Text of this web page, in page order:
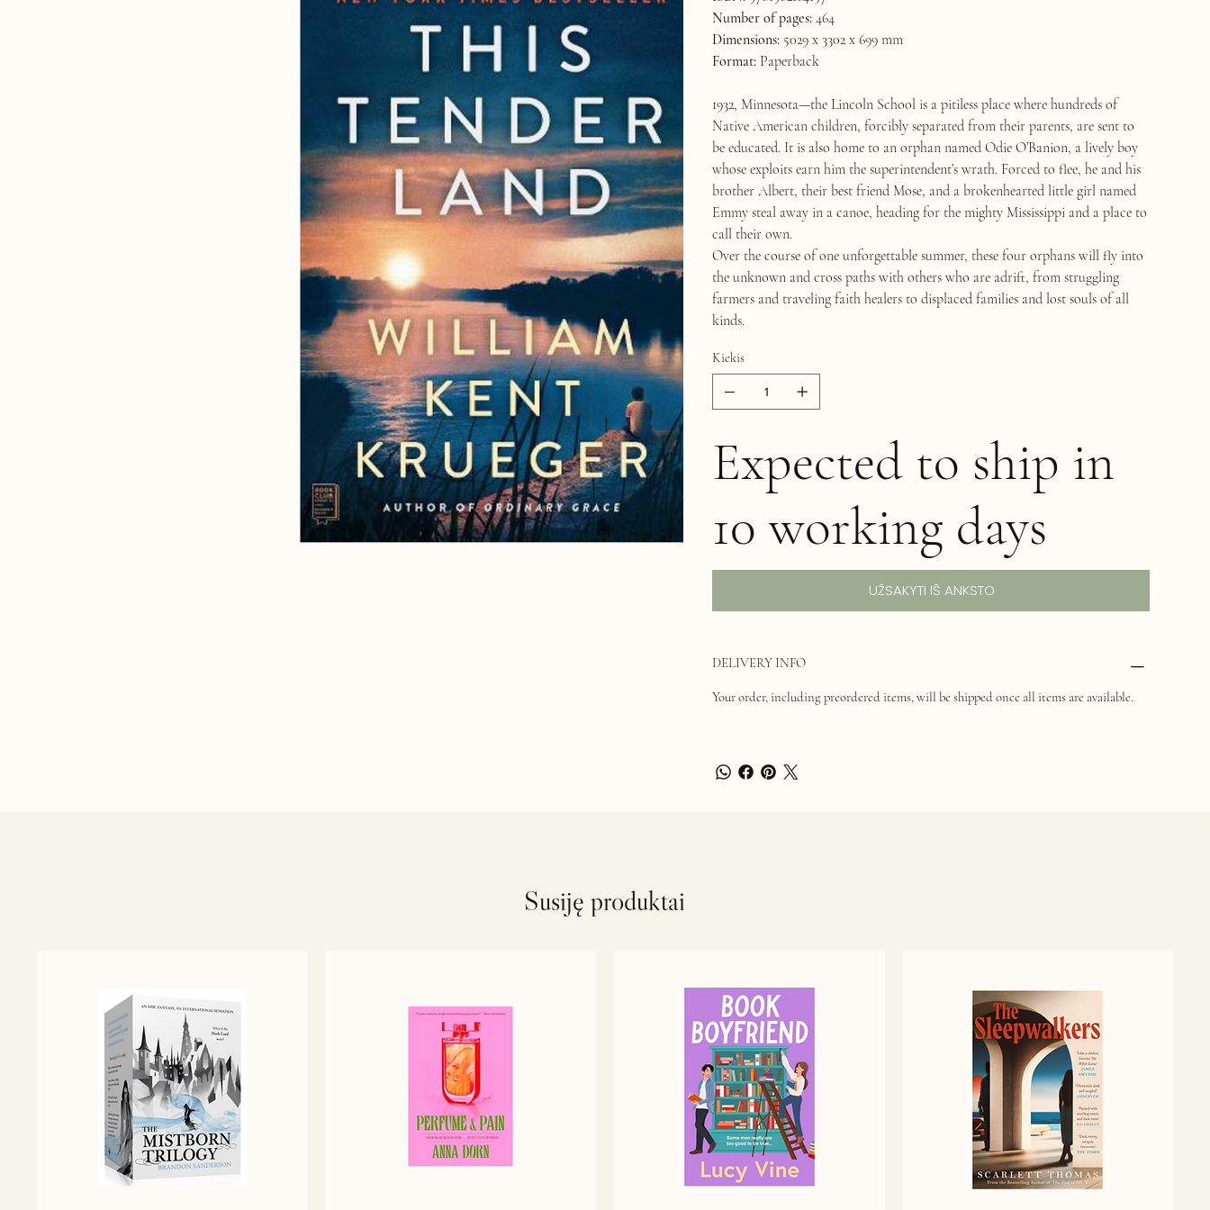
Number of pages: 464
Dimensions: 5029 x 3302 x 699 mm
Format: Paperback
1932, Minnesota—the Lincoln School is a pitiless place where hundreds of
Native American children, forcibly separated from their parents, are sent to
be educated. It is also home to an orphan named Odie O’Banion, a lively boy
whose exploits earn him the superintendent’s wrath. Forced to flee, he and his
brother Albert, their best friend Mose, and a brokenhearted little girl named
Emmy steal away in a canoe, heading for the mighty Mississippi and a place to
call their own.
Over the course of one unforgettable summer, these four orphans will fly into
the unknown and cross paths with others who are adrift, from struggling
farmers and traveling faith healers to displaced families and lost souls of all
kinds.
Kiekis
Expected to ship in
10 working days
UŽSAKYTI IŠ ANKSTO
DELIVERY INFO
Your order, including preordered items, will be shipped once all items are available.
Susiję produktai